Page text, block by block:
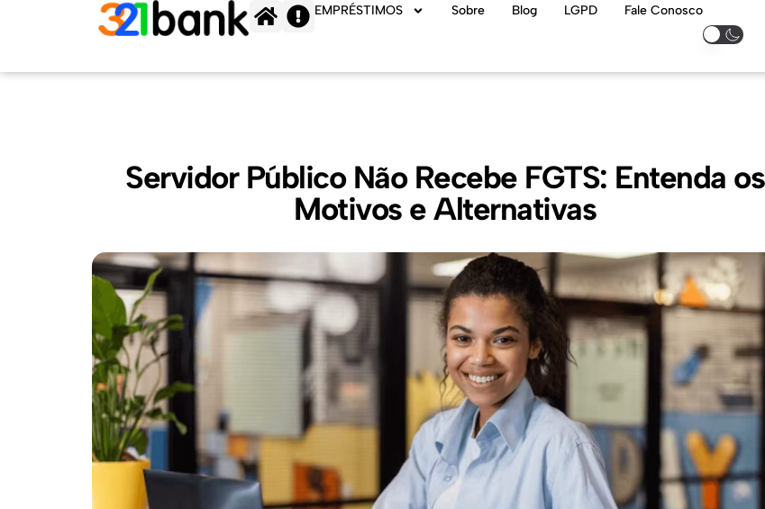
EMPRÉSTIMOS Sobre Blog LGPD Fale Conosco
Servidor Público Não Recebe FGTS: Entenda os
Motivos e Alternativas